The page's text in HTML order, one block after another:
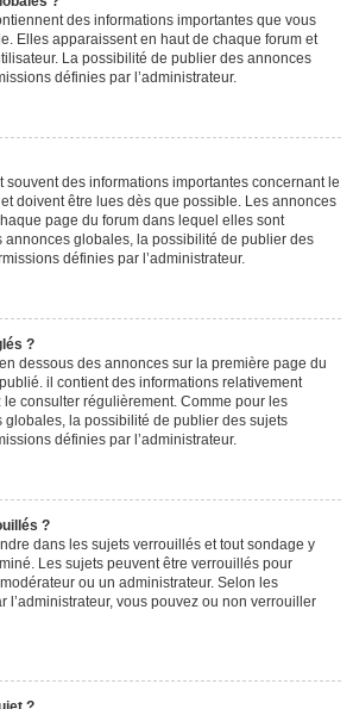
des informations importantes que vous
Elles apparaissent en haut de chaque forum et
La possibilité de publier des annonces
définies par l’administrateur.
souvent des informations importantes concernant le
doivent être lues dès que possible. Les annonces
page du forum dans lequel elles sont
annonces globales, la possibilité de publier des
définies par l’administrateur.
?
dessous des annonces sur la première page du
il contient des informations relativement
consulter régulièrement. Comme pour les
globales, la possibilité de publier des sujets
définies par l’administrateur.
?
dans les sujets verrouillés et tout sondage y
Les sujets peuvent être verrouillés pour
ou un administrateur. Selon les
l’administrateur, vous pouvez ou non verrouiller